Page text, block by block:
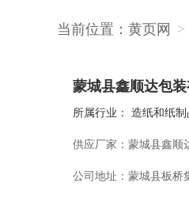
当前位置： 黄页网 >
蒙城县鑫顺达包
所属行业： 造纸和纸制
供应厂家： 蒙城县鑫顺
公司地址： 蒙城县板桥